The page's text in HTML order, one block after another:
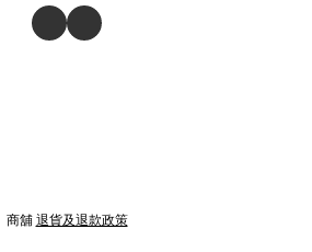
商舖 退貨及退款政策